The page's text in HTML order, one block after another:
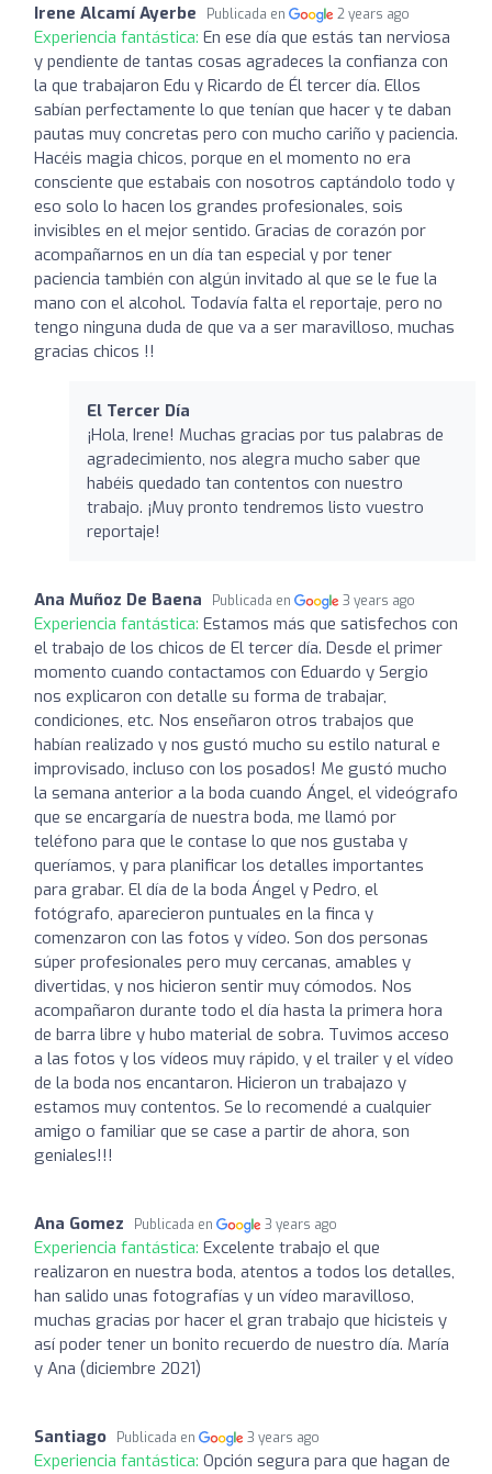
Irene Alcamí Ayerbe Publicada en 2 years ago
Experiencia fantástica: En ese día que estás tan nerviosa
y pendiente de tantas cosas agradeces la confianza con
la que trabajaron Edu y Ricardo de Él tercer día. Ellos
sabían perfectamente lo que tenían que hacer y te daban
pautas muy concretas pero con mucho cariño y paciencia.
Hacéis magia chicos, porque en el momento no era
consciente que estabais con nosotros captándolo todo y
eso solo lo hacen los grandes profesionales, sois
invisibles en el mejor sentido. Gracias de corazón por
acompañarnos en un día tan especial y por tener
paciencia también con algún invitado al que se le fue la
mano con el alcohol. Todavía falta el reportaje, pero no
tengo ninguna duda de que va a ser maravilloso, muchas
gracias chicos !!
El Tercer Día
¡Hola, Irene! Muchas gracias por tus palabras de
agradecimiento, nos alegra mucho saber que
habéis quedado tan contentos con nuestro
trabajo. ¡Muy pronto tendremos listo vuestro
reportaje!
Ana Muñoz De Baena Publicada en 3 years ago
Experiencia fantástica: Estamos más que satisfechos con
el trabajo de los chicos de El tercer día. Desde el primer
momento cuando contactamos con Eduardo y Sergio
nos explicaron con detalle su forma de trabajar,
condiciones, etc. Nos enseñaron otros trabajos que
habían realizado y nos gustó mucho su estilo natural e
improvisado, incluso con los posados! Me gustó mucho
la semana anterior a la boda cuando Ángel, el videógrafo
que se encargaría de nuestra boda, me llamó por
teléfono para que le contase lo que nos gustaba y
queríamos, y para planificar los detalles importantes
para grabar. El día de la boda Ángel y Pedro, el
fotógrafo, aparecieron puntuales en la finca y
comenzaron con las fotos y vídeo. Son dos personas
súper profesionales pero muy cercanas, amables y
divertidas, y nos hicieron sentir muy cómodos. Nos
acompañaron durante todo el día hasta la primera hora
de barra libre y hubo material de sobra. Tuvimos acceso
a las fotos y los vídeos muy rápido, y el trailer y el vídeo
de la boda nos encantaron. Hicieron un trabajazo y
estamos muy contentos. Se lo recomendé a cualquier
amigo o familiar que se case a partir de ahora, son
geniales!!!
Ana Gomez Publicada en 3 years ago
Experiencia fantástica: Excelente trabajo el que
realizaron en nuestra boda, atentos a todos los detalles,
han salido unas fotografías y un vídeo maravilloso,
muchas gracias por hacer el gran trabajo que hicisteis y
así poder tener un bonito recuerdo de nuestro día. María
y Ana (diciembre 2021)
Santiago Publicada en 3 years ago
Experiencia fantástica: Opción segura para que hagan de